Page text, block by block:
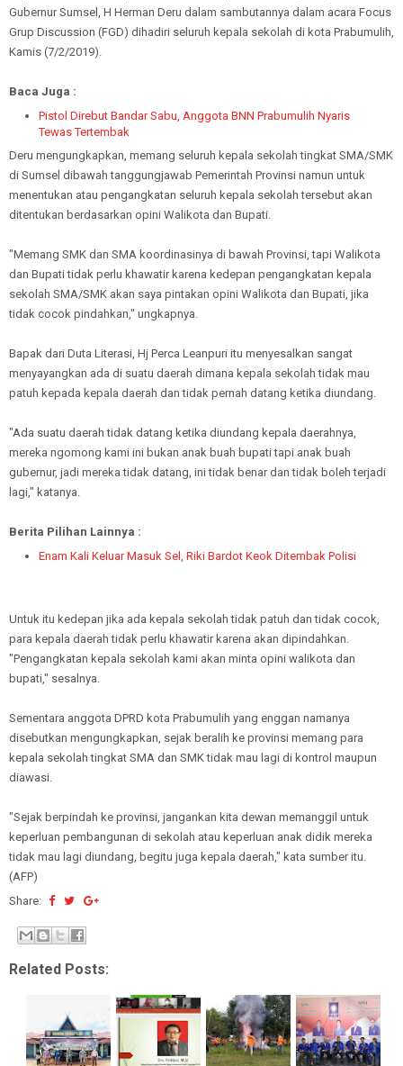
Gubernur Sumsel, H Herman Deru dalam sambutannya dalam acara Focus
Grup Discussion (FGD) dihadiri seluruh kepala sekolah di kota Prabumulih,
Kamis (7/2/2019).
Baca Juga :
Pistol Direbut Bandar Sabu, Anggota BNN Prabumulih Nyaris
Tewas Tertembak
Deru mengungkapkan, memang seluruh kepala sekolah tingkat SMA/SMK
di Sumsel dibawah tanggungjawab Pemerintah Provinsi namun untuk
menentukan atau pengangkatan seluruh kepala sekolah tersebut akan
ditentukan berdasarkan opini Walikota dan Bupati.
"Memang SMK dan SMA koordinasinya di bawah Provinsi, tapi Walikota
dan Bupati tidak perlu khawatir karena kedepan pengangkatan kepala
sekolah SMA/SMK akan saya pintakan opini Walikota dan Bupati, jika
tidak cocok pindahkan," ungkapnya.
Bapak dari Duta Literasi, Hj Perca Leanpuri itu menyesalkan sangat
menyayangkan ada di suatu daerah dimana kepala sekolah tidak mau
patuh kepada kepala daerah dan tidak pernah datang ketika diundang.
"Ada suatu daerah tidak datang ketika diundang kepala daerahnya,
mereka ngomong kami ini bukan anak buah bupati tapi anak buah
gubernur, jadi mereka tidak datang, ini tidak benar dan tidak boleh terjadi
lagi," katanya.
Berita Pilihan Lainnya :
Enam Kali Keluar Masuk Sel, Riki Bardot Keok Ditembak Polisi
Untuk itu kedepan jika ada kepala sekolah tidak patuh dan tidak cocok,
para kepala daerah tidak perlu khawatir karena akan dipindahkan.
"Pengangkatan kepala sekolah kami akan minta opini walikota dan
bupati," sesalnya.
Sementara anggota DPRD kota Prabumulih yang enggan namanya
disebutkan mengungkapkan, sejak beralih ke provinsi memang para
kepala sekolah tingkat SMA dan SMK tidak mau lagi di kontrol maupun
diawasi.
"Sejak berpindah ke provinsi, jangankan kita dewan memanggil untuk
keperluan pembangunan di sekolah atau keperluan anak didik mereka
tidak mau lagi diundang, begitu juga kepala daerah," kata sumber itu.
(AFP)
Share:
Related Posts: